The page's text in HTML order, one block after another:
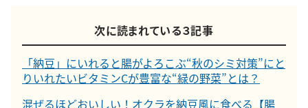
次に読まれている３記事
「納豆」にいれると腸がよろこぶ“秋のシミ対策”にと
りいれたいビタミンCが豊富な“緑の野菜”とは？
混ぜるほどおいしい！オクラを納豆風に食べる【腸